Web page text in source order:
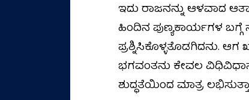
ಇದು ರಾಜನನ್ನು ಆಳವಾದ
ಹಿಂದಿನ ಪುಣ್ಯಕಾರ್ಯಗಳ ಬಗ್ಗೆ
ಪ್ರಶ್ನಿಸಿಕೊಳ್ಳತೊಡಗಿದನು.
ಭಗವಂತನು ಕೇವಲ
ಶುದ್ಧತೆಯಿಂದ ಮಾತ್ರ